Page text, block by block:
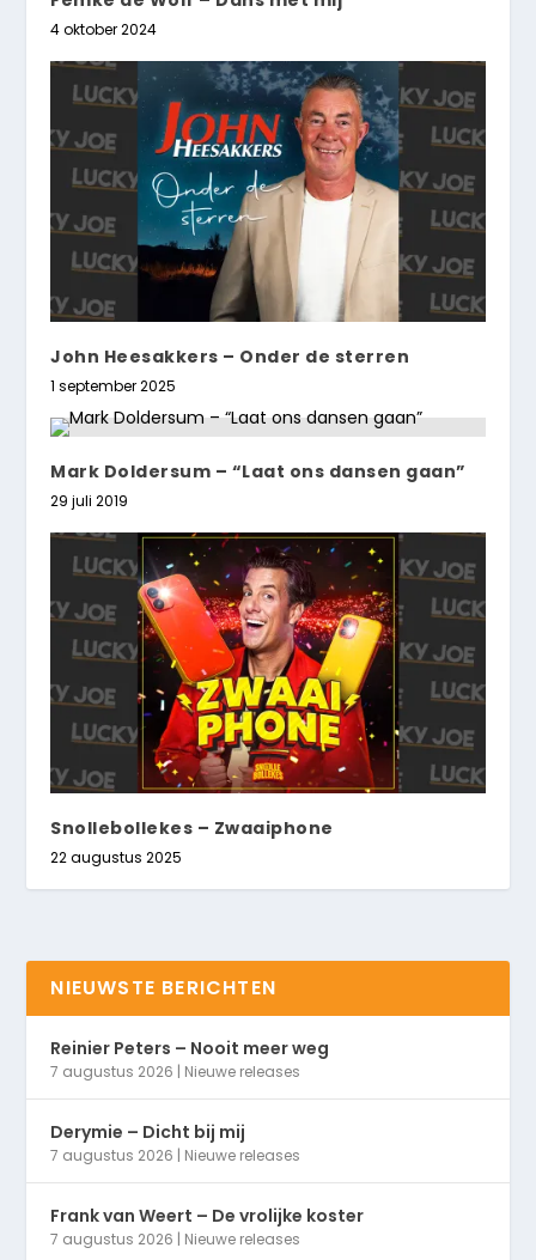
4 oktober 2024
John Heesakkers – Onder de sterren
1 september 2025
Mark Doldersum – “Laat ons dansen gaan”
29 juli 2019
Snollebollekes – Zwaaiphone
22 augustus 2025
NIEUWSTE BERICHTEN
Reinier Peters – Nooit meer weg
7 augustus 2026 | Nieuwe releases
Derymie – Dicht bij mij
7 augustus 2026 | Nieuwe releases
Frank van Weert – De vrolijke koster
7 augustus 2026 | Nieuwe releases